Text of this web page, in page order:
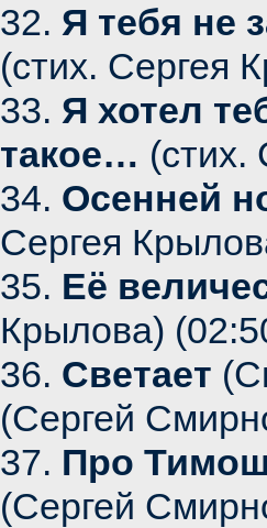
32. Я тебя не
(стих. Сергея
33. Я хотел
такое… (стих.
34. Осенней
Сергея
35. Её
Крылова)
36. Светает
(Сергей
37. Про
(Сергей